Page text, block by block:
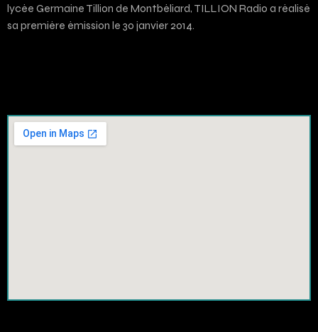
lycée Germaine Tillion de Montbéliard, TILLION Radio a réalisé
sa première émission le 30 janvier 2014.